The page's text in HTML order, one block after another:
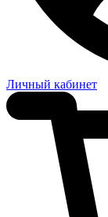
Личный кабинет